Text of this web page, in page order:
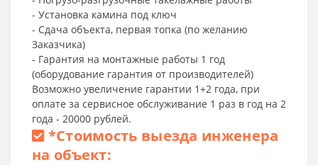
- Установка камина под ключ
- Сдача объекта, первая топка (по желанию
Заказчика)
- Гарантия на монтажные работы 1 год
(оборудование гарантия от производителей)
Возможно увеличение гарантии 1+2 года, при
оплате за сервисное обслуживание 1 раз в год на 2
года - 20000 рублей.
*Стоимость выезда инженера
на объект: